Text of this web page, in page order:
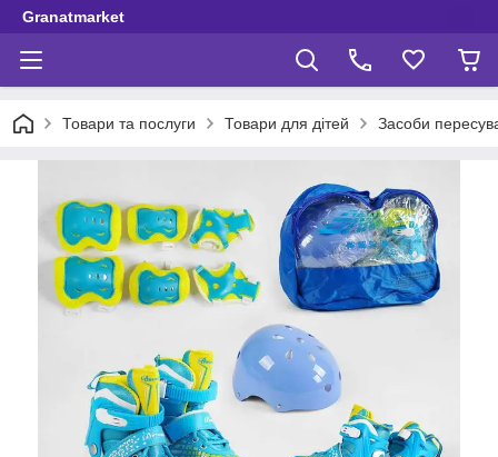
Granatmarket
Товари та послуги Товари для дітей Засоби